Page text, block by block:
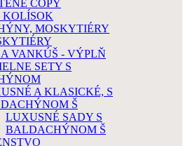
COPY
KOLÍSOK
MOSKYTIÉRY
VANKÚŠ - VÝPLŇ
SETY S
A KLASICKÉ, S
Š
LUXUSNÉ SADY S
BALDACHÝNOM Š